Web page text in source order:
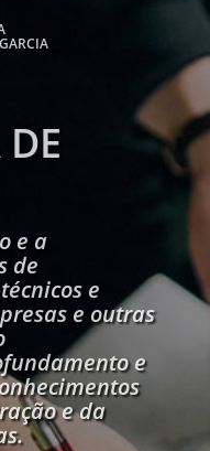
e a
de
e
e outras
e
e da